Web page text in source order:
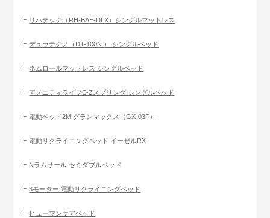
リハテック（RH-BAE-DLX）シングルマットレス
デュラテクノ（DT-100N ） シングルベッド
ネムロールマットレス シングルベッド
アメニティライフE-Zスプリング シングルベッド
電動ベッド2M グランマックス（GX-03F）
電動リクライニングベッド イーゼルRX
Nラムサール セミダブルベッド
3モーター 電動リクライニングベッド
ヒューマンケアベッド